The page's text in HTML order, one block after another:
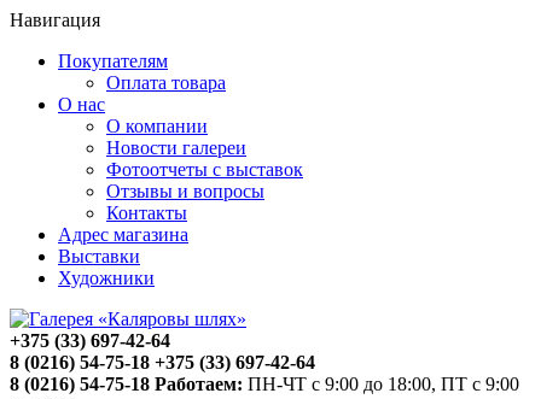
Навигация
Покупателям
Оплата товара
О нас
О компании
Новости галереи
Фотоотчеты с выставок
Отзывы и вопросы
Контакты
Адрес магазина
Выставки
Художники
+375 (33) 697-42-64
8 (0216) 54-75-18 +375 (33) 697-42-64
8 (0216) 54-75-18 Работаем: ПН-ЧТ с 9:00 до 18:00, ПТ с 9:00